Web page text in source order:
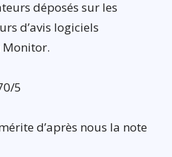
déposés sur les
d’avis logiciels
Monitor.
5
d’après nous la note